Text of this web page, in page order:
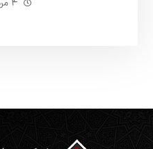
۴ مرداد ۱۴۰۵